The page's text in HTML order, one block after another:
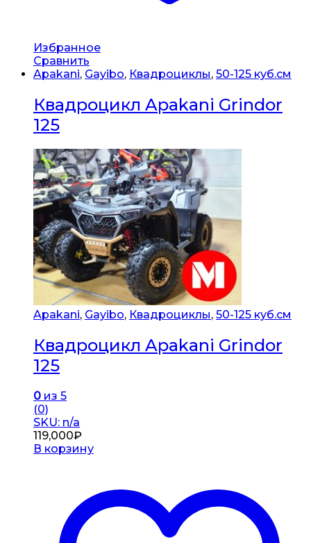
Избранное
Сравнить
Apakani, Gayibo, Квадроциклы, 50-125 куб.см
Квадроцикл Apakani Grindor
125
Apakani, Gayibo, Квадроциклы, 50-125 куб.см
Квадроцикл Apakani Grindor
125
0 из 5
(0)
SKU: n/a
119,000₽
В корзину